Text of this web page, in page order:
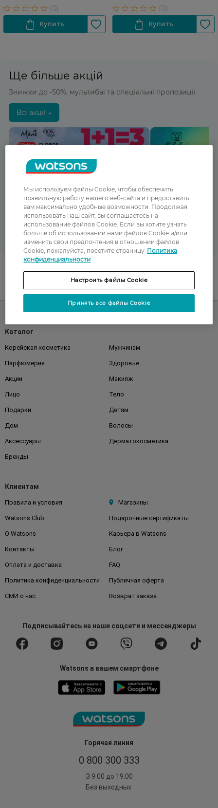
Ще більше акцій
Знижки до -50%, мультибаї та спеціальні пропозиції
Всі акції →
Активна
1+1=3 на обрані товари Watsons Ароматний дім з
UA RU
Горячая линия
0 800 300 333
З 9:00 до 19:00
Без выходных
Каталог
Корейская косметика Мужчинам
Парфюмерия Здоровье
Акции Макияж
Лицо Тело
Подарки Детям
Дом Волосы
Аксессуары Дерматокосметика
Бренды
Клиентам
Правила и условия Магазины
Watsons Club Подарочные сертификаты
О Watsons Карьера в Watsons
Контакты Блог
Оплата и доставка FAQ
Политика конфиденциальности Публичная оферта
СМИ о нас Возврат заказа
Подписывайтесьна наши соцсети и мессенджеры
Watsons в вашем смартфоне
Мы используем файлы Cookie, чтобы обеспечить
правильную работу нашего веб-сайта и предоставить
вам максимально удобные возможности. Продолжая
использовать наш сайт, вы соглашаетесь на
использование файлов Cookie. Если вы хотите узнать
больше об использовании нами файлов Cookie и/или
изменить свои предпочтения в отношении файлов
Cookie, пожалуйста, посетите страницу Политика
конфиденциальности
Настроить файлы Cookie
Принять все файлы Cookie